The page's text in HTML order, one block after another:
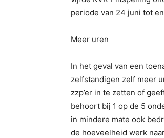
periode van 24 juni tot
Meer uren
In het geval van een
zelfstandigen zelf meer
zzp’er in te zetten of
behoort bij 1 op de 5
in mindere mate ook
de hoeveelheid werk